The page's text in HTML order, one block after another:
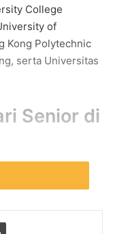
College
of
Kong Polytechnic
, serta Universitas
Senior di
di universitas
Saat itu, ia sering